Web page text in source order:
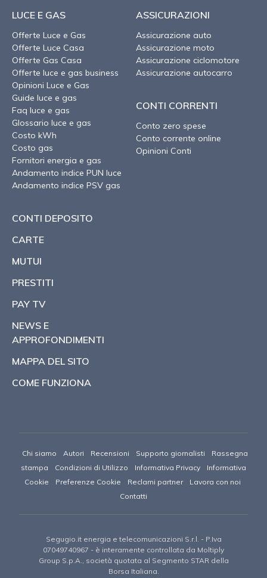
LUCE E GAS
Offerte Luce e Gas
Offerte Luce Casa
Offerte Gas Casa
Offerte luce e gas business
Opinioni Luce e Gas
Guide luce e gas
Faq luce e gas
Glossario luce e gas
Costo kWh
Costo gas
Fornitori energia e gas
Andamento indice PUN luce
Andamento indice PSV gas
ASSICURAZIONI
Assicurazione auto
Assicurazione moto
Assicurazione ciclomotore
Assicurazione autocarro
CONTI CORRENTI
Conto zero spese
Conto corrente online
Opinioni Conti
CONTI DEPOSITO
CARTE
MUTUI
PRESTITI
PAY TV
NEWS E
APPROFONDIMENTI
MAPPA DEL SITO
COME FUNZIONA
Chi siamo Autori Recensioni Supporto giornalisti
Rassegna
stampa
Condizioni di Utilizzo Informativa Privacy
Informativa
Cookie
Preferenze Cookie Reclami partner
Lavora con noi
Contatti
Segugio.it energia e telecomunicazioni S.r.l. - P.Iva
07049740967 - è interamente controllata da Moltiply
Group S.p.A., società quotata al Segmento STAR della
Borsa Italiana.